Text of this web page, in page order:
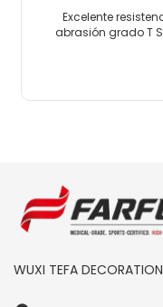
Excelente
abrasión grado T
WUXI TEFA